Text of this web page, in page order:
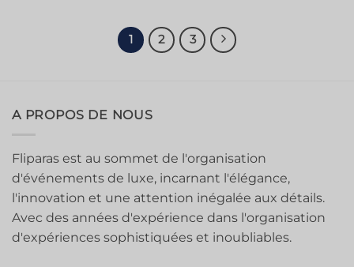
1 2 3
A PROPOS DE NOUS
Fliparas est au sommet de l'organisation
d'événements de luxe, incarnant l'élégance,
l'innovation et une attention inégalée aux détails.
Avec des années d'expérience dans l'organisation
d'expériences sophistiquées et inoubliables.